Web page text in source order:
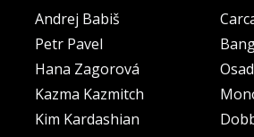
Andrej Babiš
Petr Pavel
Hana Zagorová
Kazma Kazmitch
Kim Kardashian